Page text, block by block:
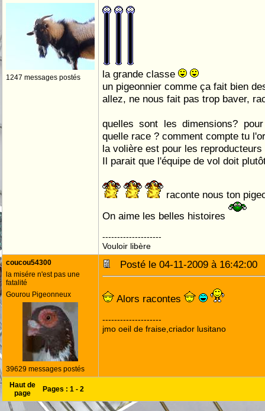
1247 messages postés
la grande classe
un pigeonnier comme ça fait bien
allez, ne nous fait pas trop baver,
quelles sont les dimensions?
quelle race ? comment compte tu
la volière est pour les reproducteurs
Il parait que l'équipe de vol doit
raconte nous ton
On aime les belles histoires
--------------------
Vouloir libère
coucou54300
la misére n'est pas une
fatalité
Gourou Pigeonneux
39629 messages postés
Posté le 04-11-2009 à
Alors racontes
--------------------
jmo oeil de fraise,criador lusitano
Haut de
page
Pages : 1 - 2